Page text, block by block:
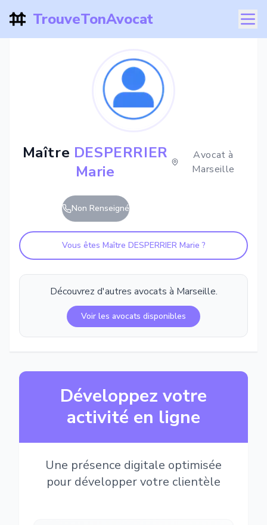
TrouveTonAvocat
Maître DESPERRIER
Marie
Avocat à
Marseille
Non Renseigné
Vous êtes Maître DESPERRIER Marie ?
Découvrez d'autres avocats à Marseille.
Voir les avocats disponibles
Développez votre
activité en ligne
Une présence digitale optimisée
pour développer votre clientèle